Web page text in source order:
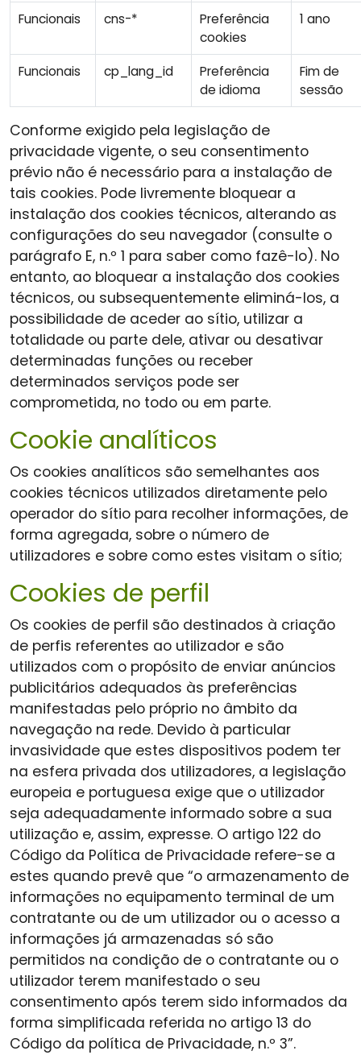
Funcionais cns-*
Preferência
cookies
1 ano
Funcionais cp_lang_id
Preferência
de idioma
Fim de
sessão
Conforme exigido pela legislação de
privacidade vigente, o seu consentimento
prévio não é necessário para a instalação de
tais cookies. Pode livremente bloquear a
instalação dos cookies técnicos, alterando as
configurações do seu navegador (consulte o
parágrafo E, n.º 1 para saber como fazê-lo). No
entanto, ao bloquear a instalação dos cookies
técnicos, ou subsequentemente eliminá-los, a
possibilidade de aceder ao sítio, utilizar a
totalidade ou parte dele, ativar ou desativar
determinadas funções ou receber
determinados serviços pode ser
comprometida, no todo ou em parte.
Cookie analíticos
Os cookies analíticos são semelhantes aos
cookies técnicos utilizados diretamente pelo
operador do sítio para recolher informações, de
forma agregada, sobre o número de
utilizadores e sobre como estes visitam o sítio;
Cookies de perfil
Os cookies de perfil são destinados à criação
de perfis referentes ao utilizador e são
utilizados com o propósito de enviar anúncios
publicitários adequados às preferências
manifestadas pelo próprio no âmbito da
navegação na rede. Devido à particular
invasividade que estes dispositivos podem ter
na esfera privada dos utilizadores, a legislação
europeia e portuguesa exige que o utilizador
seja adequadamente informado sobre a sua
utilização e, assim, expresse. O artigo 122 do
Código da Política de Privacidade refere-se a
estes quando prevê que “o armazenamento de
informações no equipamento terminal de um
contratante ou de um utilizador ou o acesso a
informações já armazenadas só são
permitidos na condição de o contratante ou o
utilizador terem manifestado o seu
consentimento após terem sido informados da
forma simplificada referida no artigo 13 do
Código da política de Privacidade, n.º 3”.